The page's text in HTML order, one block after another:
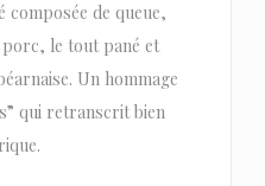
composée de queue,
le tout pané et
Un hommage
qui retranscrit bien